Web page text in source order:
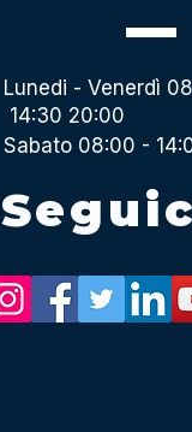
Lunedi - Venerdì
14:30 20:00
Sabato 08:00 -